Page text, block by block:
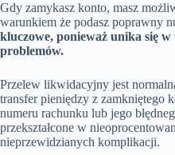
Gdy zamykasz konto, masz
warunkiem że podasz poprawny
kluczowe, ponieważ unika się
problemów.
Przelew likwidacyjny jest
transfer pieniędzy z zamkniętego
numeru rachunku lub jego
przekształcone w
nieprzewidzianych komplikacji.